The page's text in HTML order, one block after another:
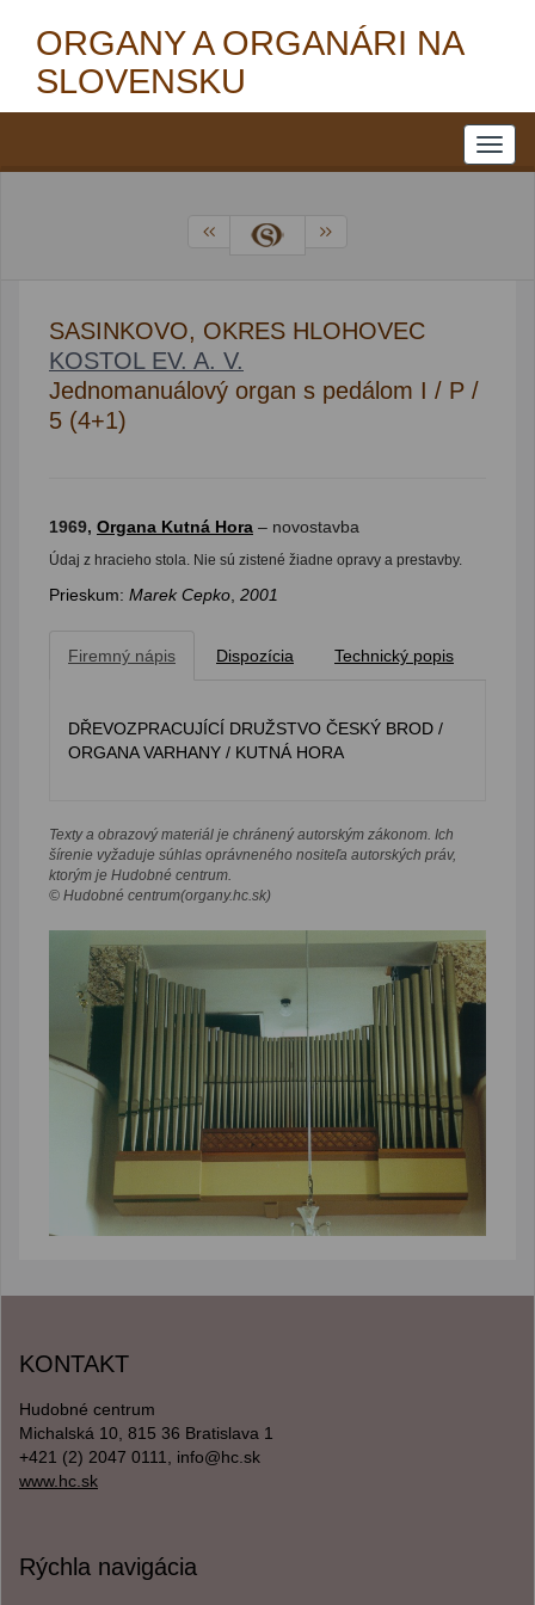
ORGANY A ORGANÁRI NA
SLOVENSKU
SASINKOVO, OKRES HLOHOVEC
KOSTOL EV. A. V.
Jednomanuálový organ s pedálom I / P /
5 (4+1)
1969, Organa Kutná Hora – novostavba
Údaj z hracieho stola. Nie sú zistené žiadne opravy a prestavby.
Prieskum: Marek Cepko 2001
Firemný nápis Dispozícia Technický popis
DŘEVOZPRACUJÍCÍ DRUŽSTVO ČESKÝ BROD /
ORGANA VARHANY / KUTNÁ HORA
Texty a obrazový materiál je chránený autorským zákonom. Ich
šírenie vyžaduje súhlas oprávneného nositeľa autorských práv,
ktorým je Hudobné centrum.
© Hudobné centrum(organy.hc.sk)
KONTAKT
Hudobné centrum
Michalská 10, 815 36 Bratislava 1
+421 (2) 2047 0111, info@hc.sk
www.hc.sk
Rýchla navigácia